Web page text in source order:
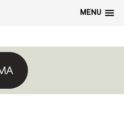
MENU